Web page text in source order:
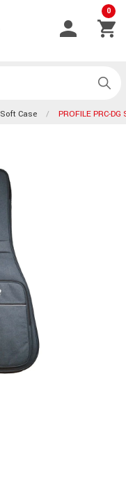
0
Soft Case PROFILE PRC-DG